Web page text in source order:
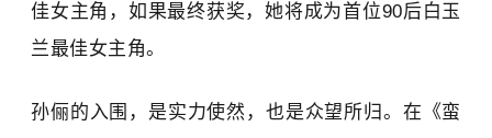
佳女主角， 如果最终获奖，她将成为首位90后白玉
兰最佳女主角。
孙俪的入围，是实力使然，也是众望所归。 在《蛮